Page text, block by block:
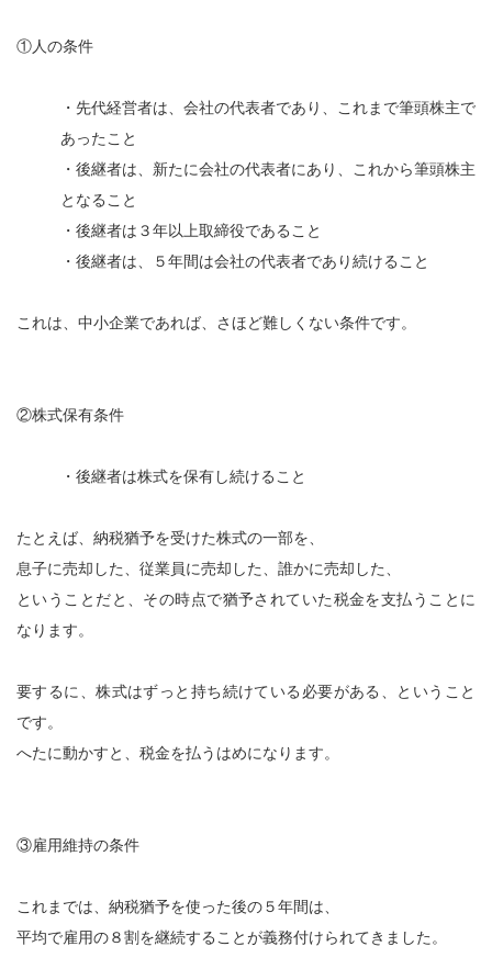
①人の条件
・先代経営者は、会社の代表者であり、これまで筆頭株主で
あったこと
・後継者は、新たに会社の代表者にあり、これから筆頭株主
となること
・後継者は３年以上取締役であること
・後継者は、５年間は会社の代表者であり続けること
これは、中小企業であれば、さほど難しくない条件です。
②株式保有条件
・後継者は株式を保有し続けること
たとえば、納税猶予を受けた株式の一部を、
息子に売却した、従業員に売却した、誰かに売却した、
ということだと、その時点で猶予されていた税金を支払うことに
なります。
要するに、株式はずっと持ち続けている必要がある、ということ
です。
へたに動かすと、税金を払うはめになります。
③雇用維持の条件
これまでは、納税猶予を使った後の５年間は、
平均で雇用の８割を継続することが義務付けられてきました。